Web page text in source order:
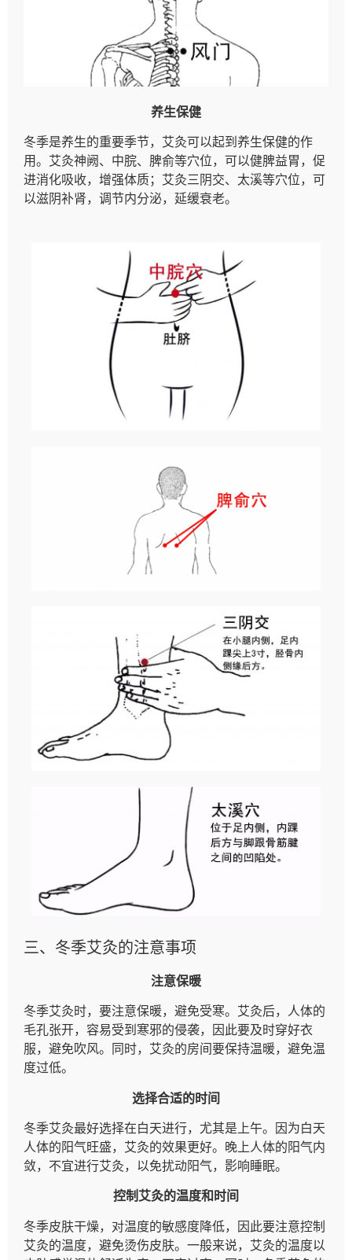
养生保健
冬季是养生的重要季节，艾灸可以起到养生保健的作
用。艾灸神阙、中脘、脾俞等穴位，可以健脾益胃，促
进消化吸收，增强体质；艾灸三阴交、太溪等穴位，可
以滋阴补肾，调节内分泌，延缓衰老。
三、冬季艾灸的注意事项
注意保暖
冬季艾灸时，要注意保暖，避免受寒。艾灸后，人体的
毛孔张开，容易受到寒邪的侵袭，因此要及时穿好衣
服，避免吹风。同时，艾灸的房间要保持温暖，避免温
度过低。
选择合适的时间
冬季艾灸最好选择在白天进行，尤其是上午。因为白天
人体的阳气旺盛，艾灸的效果更好。晚上人体的阳气内
敛，不宜进行艾灸，以免扰动阳气，影响睡眠。
控制艾灸的温度和时间
冬季皮肤干燥，对温度的敏感度降低，因此要注意控制
艾灸的温度，避免烫伤皮肤。一般来说，艾灸的温度以